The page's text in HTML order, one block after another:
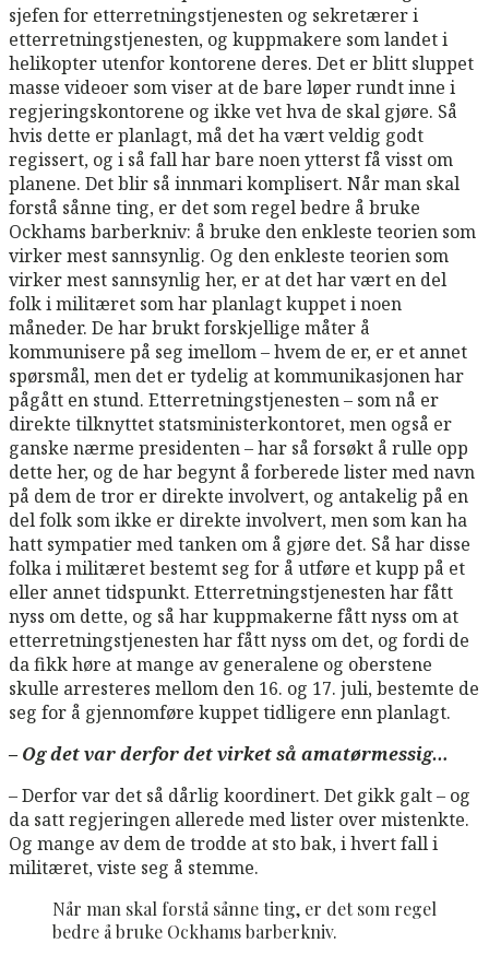
sjefen for etterretningstjenesten og sekretærer i
etterretningstjenesten, og kuppmakere som landet i
helikopter utenfor kontorene deres. Det er blitt sluppet
masse videoer som viser at de bare løper rundt inne i
regjeringskontorene og ikke vet hva de skal gjøre. Så
hvis dette er planlagt, må det ha vært veldig godt
regissert, og i så fall har bare noen ytterst få visst om
planene. Det blir så innmari komplisert. Når man skal
forstå sånne ting, er det som regel bedre å bruke
Ockhams barberkniv: å bruke den enkleste teorien som
virker mest sannsynlig. Og den enkleste teorien som
virker mest sannsynlig her, er at det har vært en del
folk i militæret som har planlagt kuppet i noen
måneder. De har brukt forskjellige måter å
kommunisere på seg imellom – hvem de er, er et annet
spørsmål, men det er tydelig at kommunikasjonen har
pågått en stund. Etterretningstjenesten – som nå er
direkte tilknyttet statsministerkontoret, men også er
ganske nærme presidenten – har så forsøkt å rulle opp
dette her, og de har begynt å forberede lister med navn
på dem de tror er direkte involvert, og antakelig på en
del folk som ikke er direkte involvert, men som kan ha
hatt sympatier med tanken om å gjøre det. Så har disse
folka i militæret bestemt seg for å utføre et kupp på et
eller annet tidspunkt. Etterretningstjenesten har fått
nyss om dette, og så har kuppmakerne fått nyss om at
etterretningstjenesten har fått nyss om det, og fordi de
da fikk høre at mange av generalene og oberstene
skulle arresteres mellom den 16. og 17. juli, bestemte de
seg for å gjennomføre kuppet tidligere enn planlagt.
– Og det var derfor det virket så amatørmessig…
– Derfor var det så dårlig koordinert. Det gikk galt – og
da satt regjeringen allerede med lister over mistenkte.
Og mange av dem de trodde at sto bak, i hvert fall i
militæret, viste seg å stemme.
Når man skal forstå sånne ting, er det som regel
bedre å bruke Ockhams barberkniv.